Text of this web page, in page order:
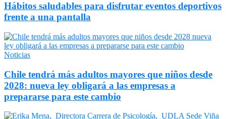
Hábitos saludables para disfrutar eventos deportivos
frente a una pantalla
Noticias
Chile tendrá más adultos mayores que niños desde
2028: nueva ley obligará a las empresas a
prepararse para este cambio